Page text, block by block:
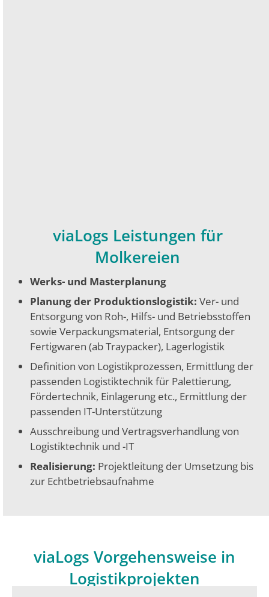
viaLogs Leistungen für
Molkereien
Werks- und Masterplanung
Planung der Produktionslogistik: Ver- und
Entsorgung von Roh-, Hilfs- und Betriebsstoffen
sowie Verpackungsmaterial, Entsorgung der
Fertigwaren (ab Traypacker), Lagerlogistik
Definition von Logistikprozessen, Ermittlung der
passenden Logistiktechnik für Palettierung,
Fördertechnik, Einlagerung etc., Ermittlung der
passenden IT-Unterstützung
Ausschreibung und Vertragsverhandlung von
Logistiktechnik und -IT
Realisierung: Projektleitung der Umsetzung bis
zur Echtbetriebsaufnahme
viaLogs Vorgehensweise in
Logistikprojekten